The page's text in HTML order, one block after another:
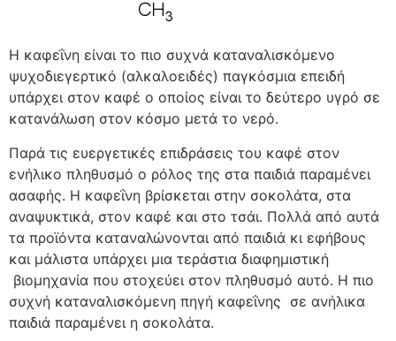
Η καφεΐνη είναι το πιο συχνά καταναλισκόμενο
ψυχοδιεγερτικό (αλκαλοειδές) παγκόσμια επειδή
υπάρχει στον καφέ ο οποίος είναι το δεύτερο υγρό σε
κατανάλωση στον κόσμο μετά το νερό.
Παρά τις ευεργετικές επιδράσεις του καφέ στον
ενήλικο πληθυσμό ο ρόλος της στα παιδιά παραμένει
ασαφής. Η καφεΐνη βρίσκεται στην σοκολάτα, στα
αναψυκτικά, στον καφέ και στο τσάι. Πολλά από αυτά
τα προϊόντα καταναλώνονται από παιδιά κι εφήβους
και μάλιστα υπάρχει μια τεράστια διαφημιστική
βιομηχανία που στοχεύει στον πληθυσμό αυτό. Η πιο
συχνή καταναλισκόμενη πηγή καφεΐνης σε ανήλικα
παιδιά παραμένει η σοκολάτα.